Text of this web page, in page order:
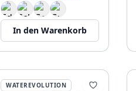
In den Warenkorb
WATEREVOLUTION